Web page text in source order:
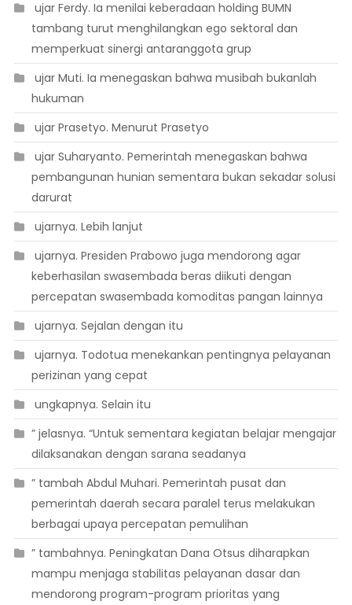
 ujar Ferdy. Ia menilai keberadaan holding BUMN
tambang turut menghilangkan ego sektoral dan
memperkuat sinergi antaranggota grup
 ujar Muti. Ia menegaskan bahwa musibah bukanlah
hukuman
 ujar Prasetyo. Menurut Prasetyo
 ujar Suharyanto. Pemerintah menegaskan bahwa
pembangunan hunian sementara bukan sekadar solusi
darurat
 ujarnya. Lebih lanjut
 ujarnya. Presiden Prabowo juga mendorong agar
keberhasilan swasembada beras diikuti dengan
percepatan swasembada komoditas pangan lainnya
 ujarnya. Sejalan dengan itu
 ujarnya. Todotua menekankan pentingnya pelayanan
perizinan yang cepat
 ungkapnya. Selain itu
” jelasnya. “Untuk sementara kegiatan belajar mengajar
dilaksanakan dengan sarana seadanya
” tambah Abdul Muhari. Pemerintah pusat dan
pemerintah daerah secara paralel terus melakukan
berbagai upaya percepatan pemulihan
” tambahnya. Peningkatan Dana Otsus diharapkan
mampu menjaga stabilitas pelayanan dasar dan
mendorong program-program prioritas yang